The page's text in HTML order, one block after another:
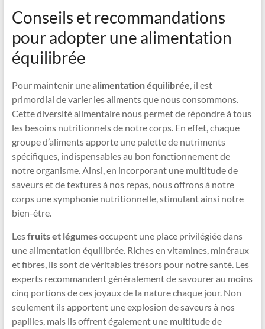
Conseils et recommandations
pour adopter une alimentation
équilibrée
Pour maintenir unealimentation équilibrée, il est
primordial de varier les aliments que nous consommons.
Cette diversité alimentaire nous permet de répondre à tous
les besoins nutritionnels de notre corps. En effet, chaque
groupe d’aliments apporte une palette de nutriments
spécifiques, indispensables au bon fonctionnement de
notre organisme. Ainsi, en incorporant une multitude de
saveurs et de textures à nos repas, nous offrons à notre
corps une symphonie nutritionnelle, stimulant ainsi notre
bien-être.
Lesfruits et légumesoccupent une place privilégiée dans
une alimentation équilibrée. Riches en vitamines, minéraux
et fibres, ils sont de véritables trésors pour notre santé. Les
experts recommandent généralement de savourer au moins
cinq portions de ces joyaux de la nature chaque jour. Non
seulement ils apportent une explosion de saveurs à nos
papilles, mais ils offrent également une multitude de